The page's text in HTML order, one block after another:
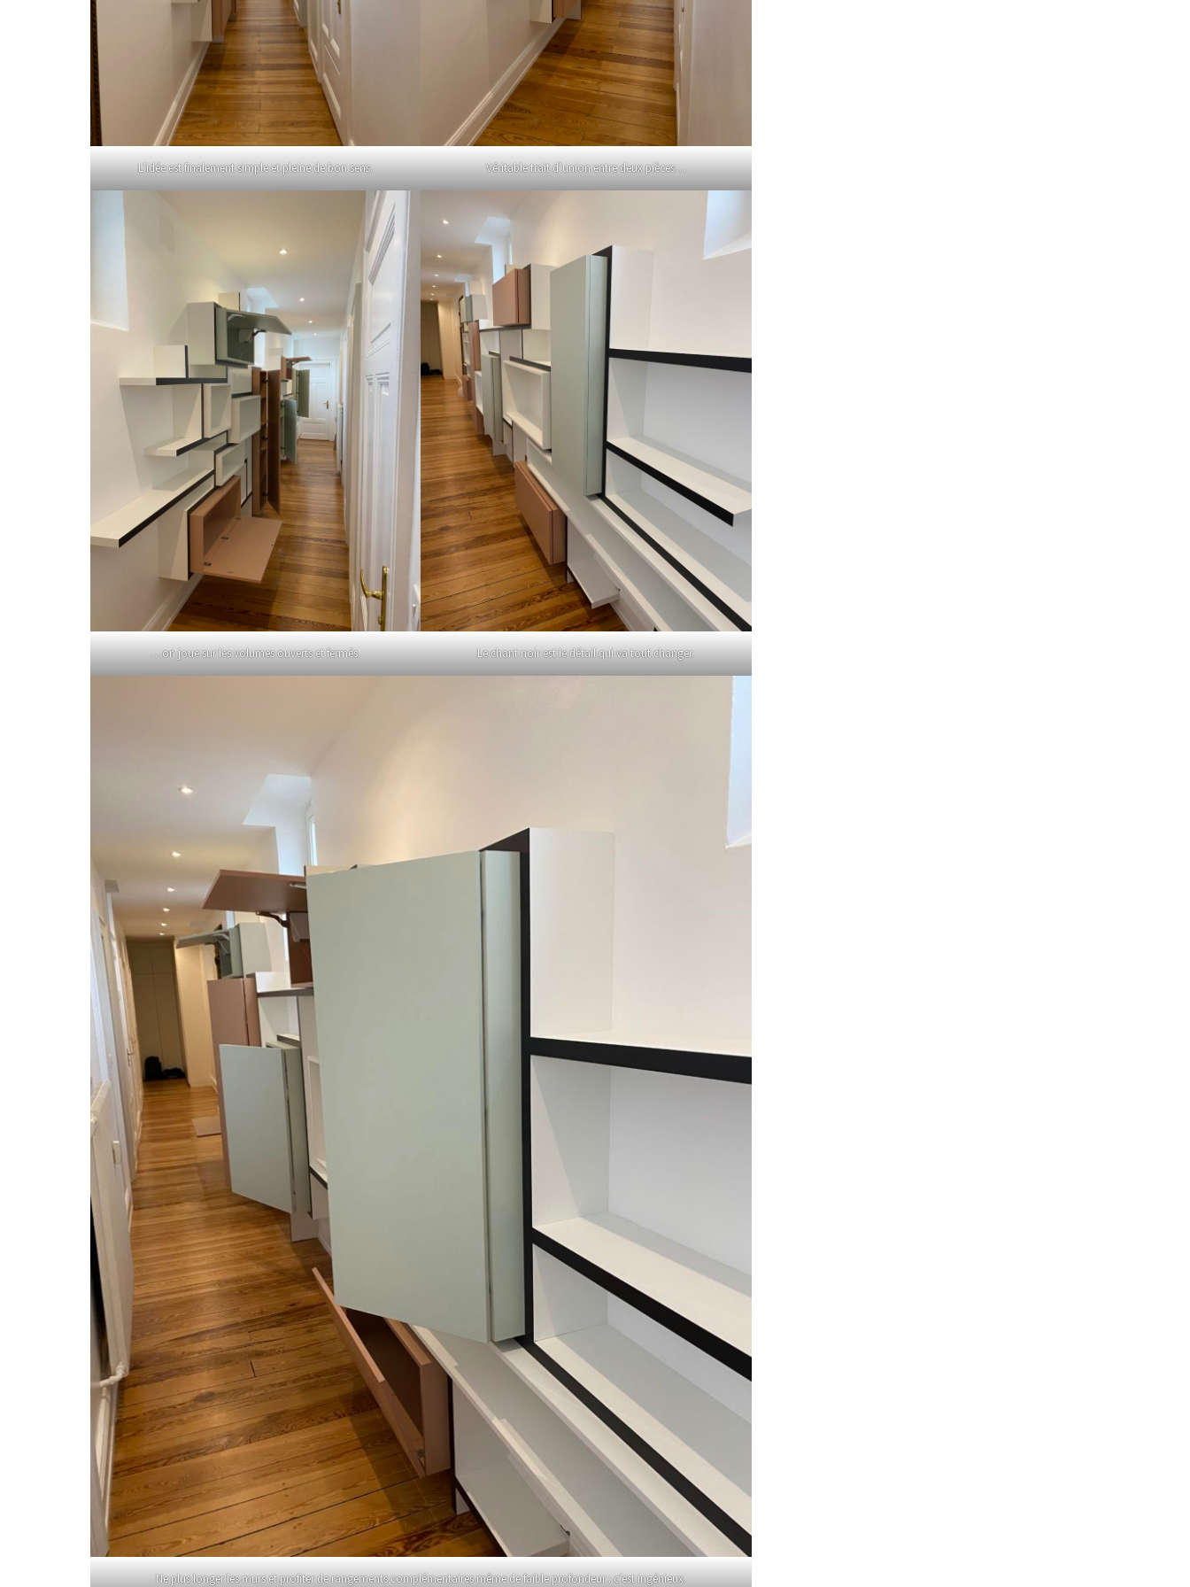
L’idée est finalement simple et pleine de bon sens. Véritable trait d’union entre deux pièces…
…on joue sur les volumes ouverts et fermés. Le chant noir est le détail qui va tout changer.
Ne plus longer les murs et profiter de rangements complémentaires même de faible profondeur : c’est ingénieux.